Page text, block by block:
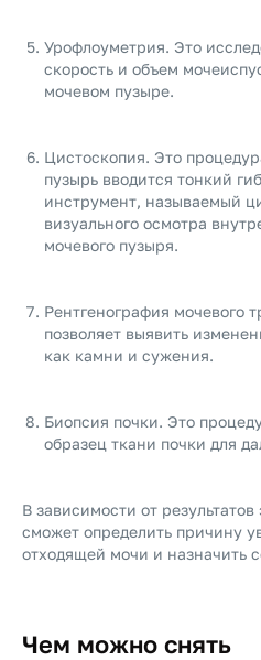
Урофлоуметрия. Это
скорость и объем
мочевом пузыре.
Цистоскопия. Это
пузырь вводится тонкий
инструмент, называемый
визуального осмотра
мочевого пузыря.
Рентгенография мочевого
позволяет выявить
как камни и сужения.
Биопсия почки. Это
образец ткани почки для
В зависимости от
сможет определить причину
отходящей мочи и назначить
Чем можно снять